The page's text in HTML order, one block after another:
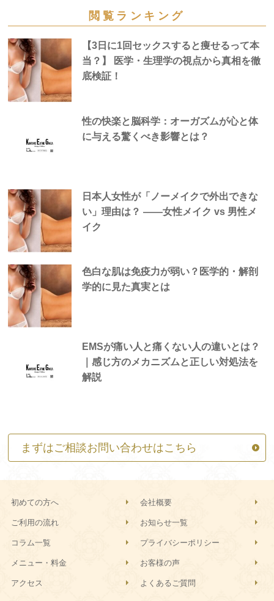
閲覧ランキング
【3日に1回セックスすると痩せるって本
当？】 医学・生理学の視点から真相を徹
底検証！
性の快楽と脳科学：オーガズムが心と体
に与える驚くべき影響とは？
日本人女性が「ノーメイクで外出できな
い」理由は？ —―女性メイク vs 男性メ
イク
色白な肌は免疫力が弱い？医学的・解剖
学的に見た真実とは
EMSが痛い人と痛くない人の違いとは？
｜感じ方のメカニズムと正しい対処法を
解説
まずはご相談お問い合わせはこちら
初めての方へ 会社概要
ご利用の流れ お知らせ一覧
コラム一覧 プライバシーポリシー
メニュー・料金 お客様の声
アクセス よくあるご質問